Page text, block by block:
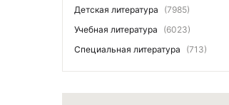
Детская литература
(7985)
Учебная литература
(6023)
Специальная литература
(713)